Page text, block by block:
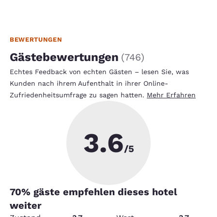
BEWERTUNGEN
Gästebewertungen (746)
Echtes Feedback von echten Gästen – lesen Sie, was
Kunden nach ihrem Aufenthalt in ihrer Online-
Zufriedenheitsumfrage zu sagen hatten. Mehr Erfahren
3.6/5
70% gäste empfehlen dieses hotel
weiter